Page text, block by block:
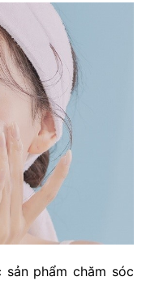
phẩm chăm sóc